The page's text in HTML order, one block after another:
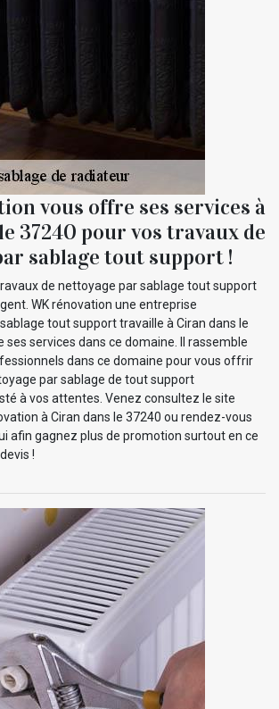
vous offre ses services à
37240 pour vos travaux de
sablage tout support !
de nettoyage par sablage tout support
WK rénovation une entreprise
tout support travaille à Ciran dans le
services dans ce domaine. Il rassemble
dans ce domaine pour vous offrir
par sablage de tout support
à vos attentes. Venez consultez le site
à Ciran dans le 37240 ou rendez-vous
afin gagnez plus de promotion surtout en ce
!